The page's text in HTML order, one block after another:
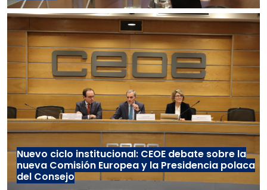
Nuevo ciclo institucional: CEOE debate sobre la
nueva Comisión Europea y la Presidencia polaca
del Consejo